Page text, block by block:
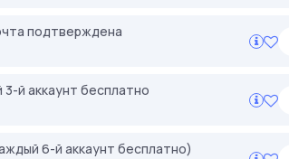
подтверждена
й аккаунт бесплатно
6-й аккаунт бесплатно)